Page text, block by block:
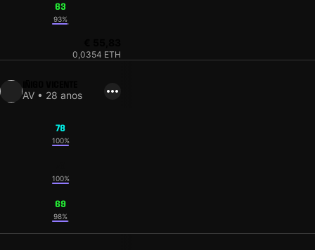
63
93%
0,0354 ETH
AV • 28 anos
78
100%
100%
69
98%